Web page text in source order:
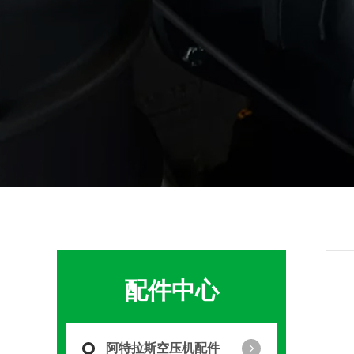
配件中心
阿特拉斯空压机配件